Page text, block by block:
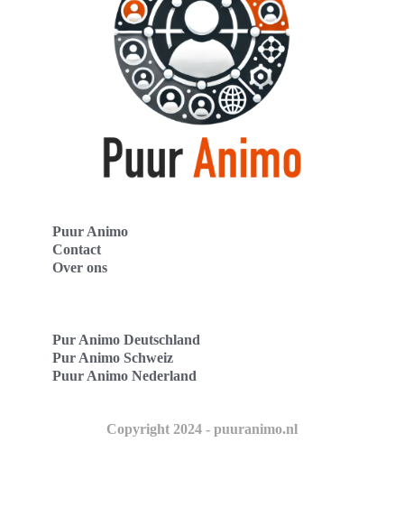
Puur Animo
Contact
Over ons
Pur Animo Deutschland
Pur Animo Schweiz
Puur Animo Nederland
Copyright 2024 - puuranimo.nl